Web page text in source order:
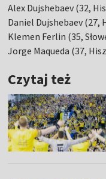
Alex Dujshebaev (32,
Daniel Dujshebaev (27,
Klemen Ferlin (35,
Jorge Maqueda (37,
Czytaj też